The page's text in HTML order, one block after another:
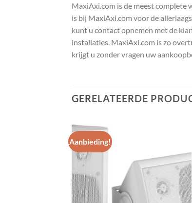
MaxiAxi.com is de meest complete
is bij MaxiAxi.com voor de
kunt u contact opnemen met de
installaties. MaxiAxi.com is zo
krijgt u zonder vragen uw
GERELATEERDE
Aanbieding!
Toevoegen
aan
wenslijst